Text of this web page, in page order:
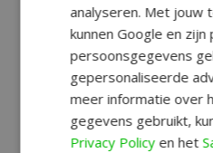
analyseren. Met jouw
kunnen Google en zijn
persoonsgegevens
gepersonaliseerde
meer informatie over
gegevens gebruikt,
Privacy Policyen het